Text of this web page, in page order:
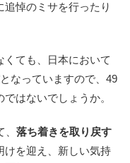
悼のミサを行ったり
ても、日本において
となっていますので、49
はないでしょうか。
落ち着きを取り戻す
けを迎え、新しい気持